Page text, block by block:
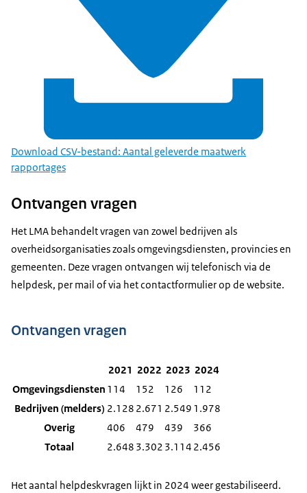
Download CSV-bestand: Aantal geleverde maatwerk
rapportages
Ontvangen vragen
Het LMA behandelt vragen van zowel bedrijven als
overheidsorganisaties zoals omgevingsdiensten, provincies en
gemeenten. Deze vragen ontvangen wij telefonisch via de
helpdesk, per mail of via het contactformulier op de website.
Ontvangen vragen
2021 2022 2023 2024
Omgevingsdiensten 114 152 126
112
Bedrijven (melders) 2.128 2.671 2.549 1.978
Overig
406 479 439
366
Totaal
2.648 3.302 3.114 2.456
Het aantal helpdeskvragen lijkt in 2024 weer gestabiliseerd.